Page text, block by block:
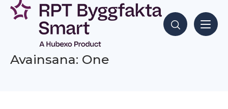
Siirry
sisältöön
Hae sisältöjä
Avainsana: One